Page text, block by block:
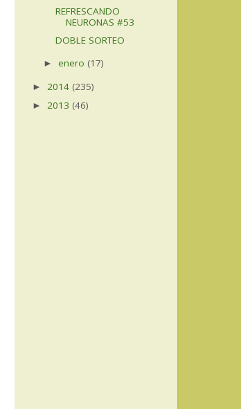
REFRESCANDO
NEURONAS #53
DOBLE SORTEO
►enero (17)
► 2014 (235)
► 2013 (46)